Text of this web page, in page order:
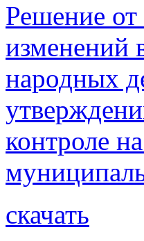
Решение
изменений
народных
контроле
скачать